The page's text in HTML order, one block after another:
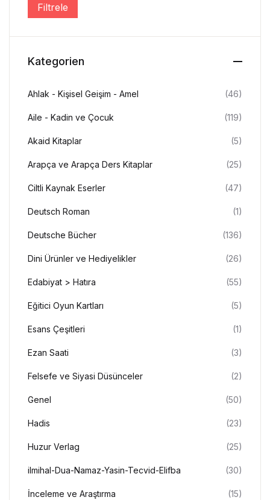
En düşük fiyat
En yüksek fiyat
Filtrele
Kategorien
Ahlak - Kişisel Geişim - Amel (46)
Aile - Kadin ve Çocuk (119)
Akaid Kitaplar (5)
Arapça ve Arapça Ders Kitaplar (25)
Ciltli Kaynak Eserler (47)
Deutsch Roman (1)
Deutsche Bücher (136)
Dini Ürünler ve Hediyelikler (26)
Edabiyat > Hatıra (55)
Eğitici Oyun Kartları (5)
Esans Çeşitleri (1)
Ezan Saati (3)
Felsefe ve Siyasi Düsünceler (2)
Genel (50)
Hadis (23)
Huzur Verlag (25)
ilmihal-Dua-Namaz-Yasin-Tecvid-Elifba (30)
İnceleme ve Araştırma (15)